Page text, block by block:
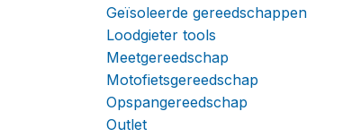
Geïsoleerde gereedschappen
Loodgieter tools
Meetgereedschap
Motofietsgereedschap
Opspangereedschap
Outlet